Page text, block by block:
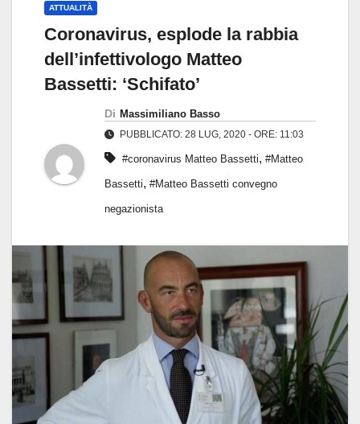
ATTUALITÀ
Coronavirus, esplode la rabbia
dell’infettivologo Matteo
Bassetti: ‘Schifato’
Di Massimiliano Basso
PUBBLICATO: 28 LUG, 2020 - ORE: 11:03
#coronavirus Matteo Bassetti, #Matteo
Bassetti, #Matteo Bassetti convegno
negazionista